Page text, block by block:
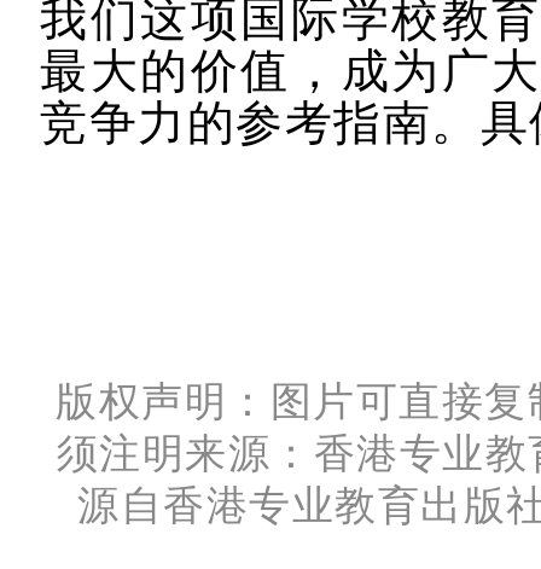
我们这项国际学校教
最大的价值，成为广
竞争力的参考指南。
版权声明： 图片可直接
须注明来源： 香港专业
源自香港专业教育出版